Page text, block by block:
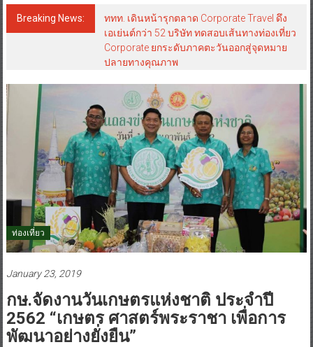
Breaking News:
ททท. เดินหน้ารุกตลาด Corporate Travel ดึง
เอเย่นต์กว่า 52 บริษัท ทดสอบเส้นทางท่องเที่ยว
Corporate ยกระดับภาคตะวันออกสู่จุดหมาย
ปลายทางคุณภาพ
ท่องเที่ยว
January 23, 2019
กษ.จัดงานวันเกษตรแห่งชาติ ประจำปี
2562 “เกษตร ศาสตร์พระราชา เพื่อการ
พัฒนาอย่างยั่งยืน”